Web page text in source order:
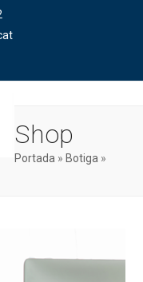
Shop
Portada » Botiga »